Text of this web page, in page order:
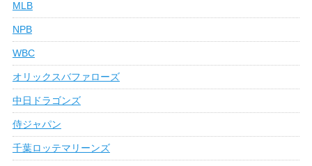
MLB
NPB
WBC
オリックスバファローズ
中日ドラゴンズ
侍ジャパン
千葉ロッテマリーンズ